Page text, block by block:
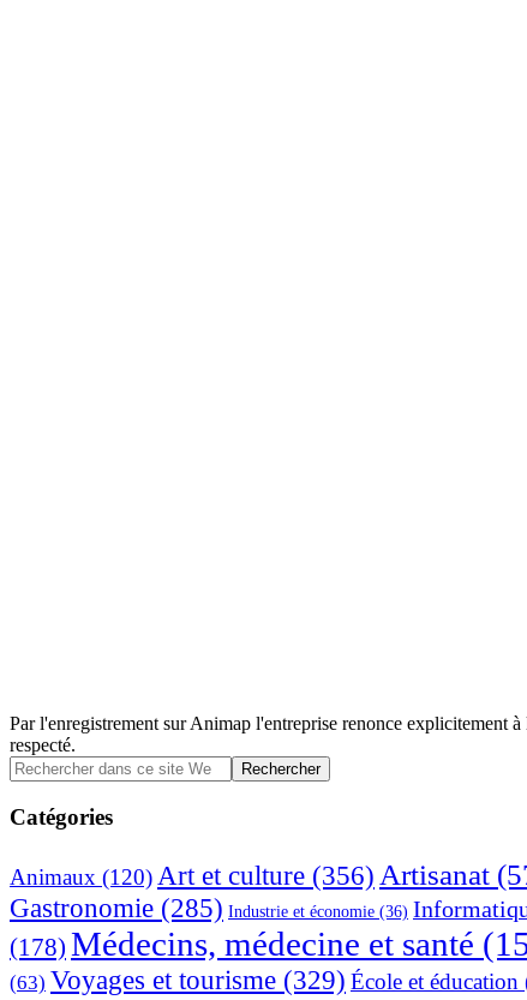
Par l'enregistrement sur Animap l'entreprise renonce explicitement
respecté.
Barre
latérale
principale
Rechercher
dans
ce
site
Catégories
Animaux (120) Art et culture (356) Artisanat
Gastronomie (285) Industrie et économie (36)
(178) Médecins, médecine et santé
(63) Voyages et tourisme (329) École et éducation